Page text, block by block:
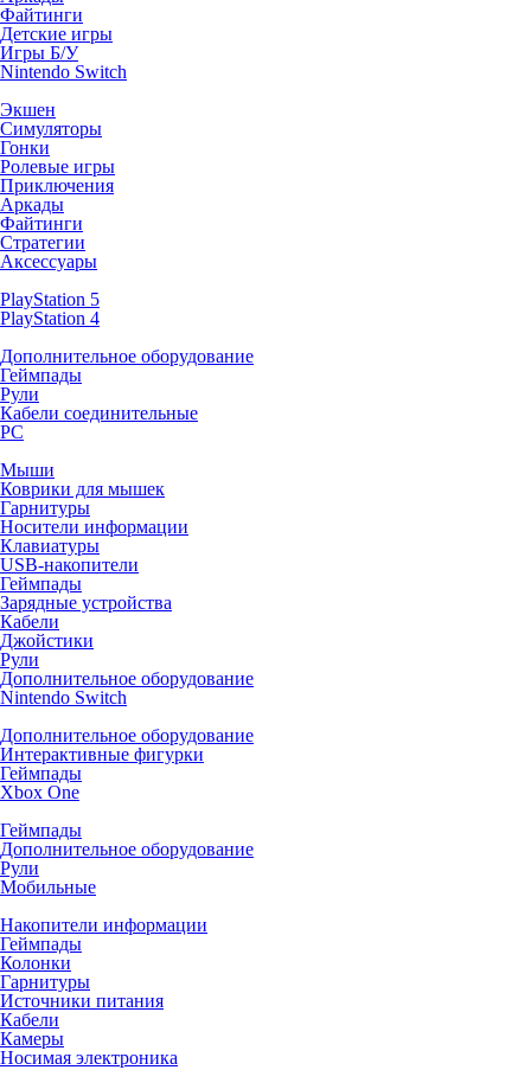
Файтинги
Детские игры
Игры Б/У
Nintendo Switch
Экшен
Симуляторы
Гонки
Ролевые игры
Приключения
Аркады
Файтинги
Стратегии
Аксессуары
PlayStation 5
PlayStation 4
Дополнительное оборудование
Геймпады
Рули
Кабели соединительные
PC
Мыши
Коврики для мышек
Гарнитуры
Носители информации
Клавиатуры
USB-накопители
Геймпады
Зарядные устройства
Кабели
Джойстики
Рули
Дополнительное оборудование
Nintendo Switch
Дополнительное оборудование
Интерактивные фигурки
Геймпады
Xbox One
Геймпады
Дополнительное оборудование
Рули
Мобильные
Накопители информации
Геймпады
Колонки
Гарнитуры
Источники питания
Кабели
Камеры
Носимая электроника